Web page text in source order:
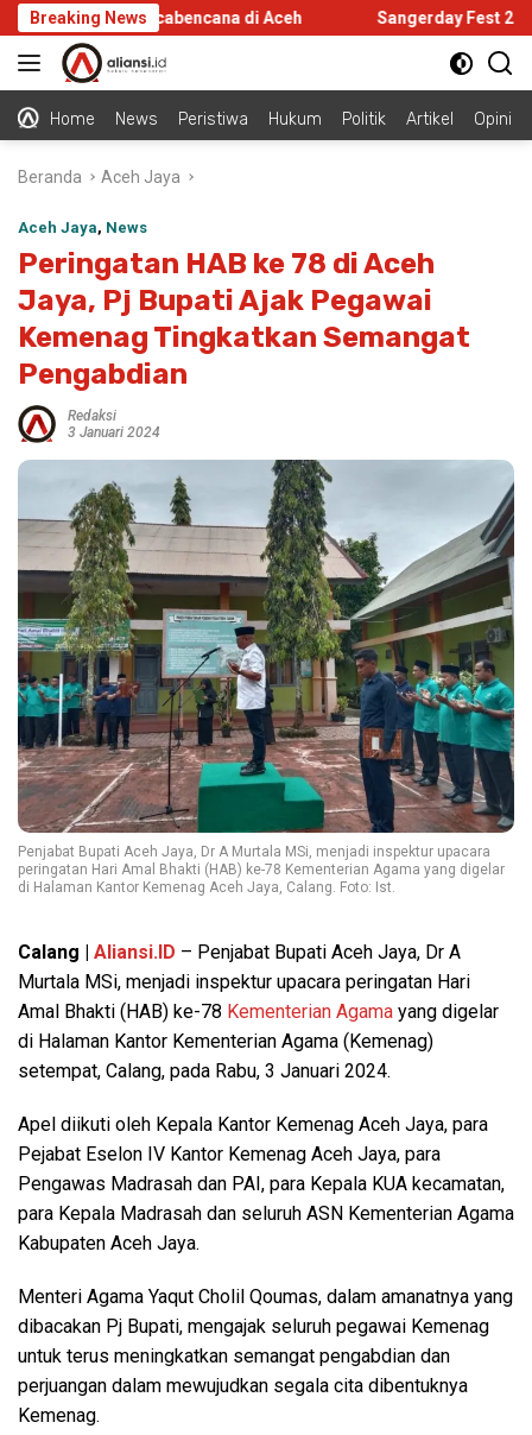
Langsung
ke
konten
Breaking News
Pascabencana di Aceh Sangerday Fest 2026
Home News Peristiwa Hukum Politik Artikel Opini
Beranda Aceh Jaya
Aceh Jaya, News
Peringatan HAB ke 78 di Aceh
Jaya, Pj Bupati Ajak Pegawai
Kemenag Tingkatkan Semangat
Pengabdian
Redaksi
3 Januari 2024
Penjabat Bupati Aceh Jaya, Dr A Murtala MSi, menjadi inspektur upacara
peringatan Hari Amal Bhakti (HAB) ke-78 Kementerian Agama yang digelar
di Halaman Kantor Kemenag Aceh Jaya, Calang. Foto: Ist.
Calang | Aliansi.ID – Penjabat Bupati Aceh Jaya, Dr A
Murtala MSi, menjadi inspektur upacara peringatan Hari
Amal Bhakti (HAB) ke-78 Kementerian Agama yang digelar
di Halaman Kantor Kementerian Agama (Kemenag)
setempat, Calang, pada Rabu, 3 Januari 2024.
Apel diikuti oleh Kepala Kantor Kemenag Aceh Jaya, para
Pejabat Eselon IV Kantor Kemenag Aceh Jaya, para
Pengawas Madrasah dan PAI, para Kepala KUA kecamatan,
para Kepala Madrasah dan seluruh ASN Kementerian Agama
Kabupaten Aceh Jaya.
Menteri Agama Yaqut Cholil Qoumas, dalam amanatnya yang
dibacakan Pj Bupati, mengajak seluruh pegawai Kemenag
untuk terus meningkatkan semangat pengabdian dan
perjuangan dalam mewujudkan segala cita dibentuknya
Kemenag.